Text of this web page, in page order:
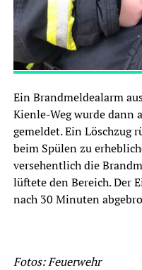
Ein Brandmeldealarm
Kienle-Weg wurde dann
gemeldet. Ein Löschzug
beim Spülen zu
versehentlich die
lüftete den Bereich. Der
nach 30 Minuten
Fotos: Feuerwehr